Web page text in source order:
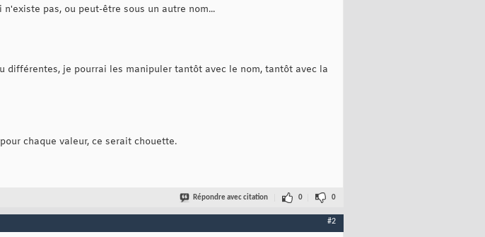
pas, ou peut-être sous un autre nom...
différentes, je pourrai les manipuler tantôt avec le nom, tantôt avec la
chaque valeur, ce serait chouette.
Répondre avec citation 0 0
#2